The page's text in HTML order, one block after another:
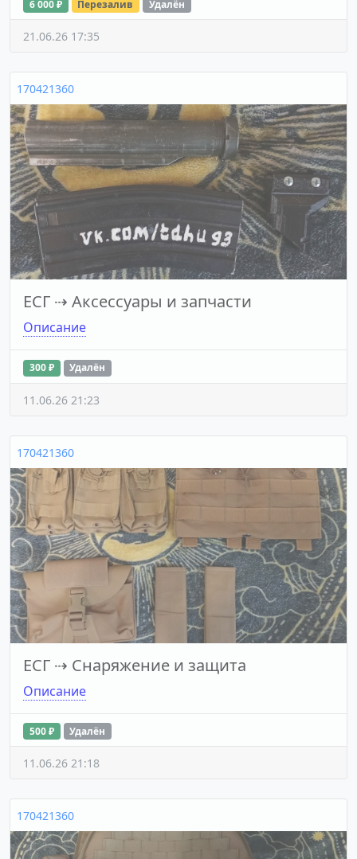
6 000 ₽ Перезалив Удалён
21.06.26 17:35
170421360
ЕСГ ⇢ Аксессуары и запчасти
Описание
300 ₽ Удалён
11.06.26 21:23
170421360
ЕСГ ⇢ Снаряжение и защита
Описание
500 ₽ Удалён
11.06.26 21:18
170421360